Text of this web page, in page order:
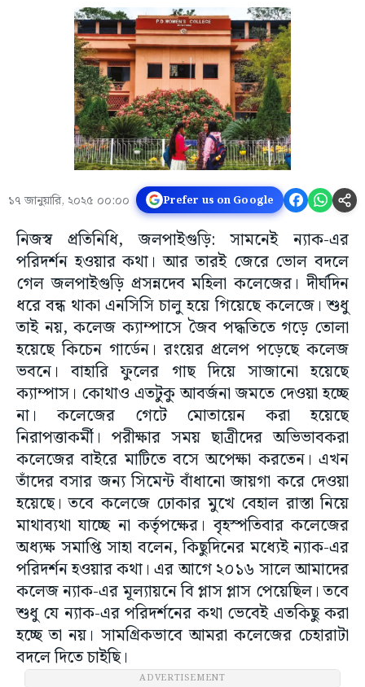
১৭ জানুয়ারি, ২০২৫ ০০:০০ Prefer us on Google
নিজস্ব প্রতিনিধি, জলপাইগুড়ি: সামনেই ন্যাক-এর
পরিদর্শন হওয়ার কথা। আর তারই জেরে ভোল বদলে
গেল জলপাইগুড়ি প্রসন্নদেব মহিলা কলেজের। দীর্ঘদিন
ধরে বন্ধ থাকা এনসিসি চালু হয়ে গিয়েছে কলেজে। শুধু
তাই নয়, কলেজ ক্যাম্পাসে জৈব পদ্ধতিতে গড়ে তোলা
হয়েছে কিচেন গার্ডেন। রংয়ের প্রলেপ পড়েছে কলেজ
ভবনে। বাহারি ফুলের গাছ দিয়ে সাজানো হয়েছে
ক্যাম্পাস। কোথাও এতটুকু আবর্জনা জমতে দেওয়া হচ্ছে
না। কলেজের গেটে মোতায়েন করা হয়েছে
নিরাপত্তাকর্মী। পরীক্ষার সময় ছাত্রীদের অভিভাবকরা
কলেজের বাইরে মাটিতে বসে অপেক্ষা করতেন। এখন
তাঁদের বসার জন্য সিমেন্ট বাঁধানো জায়গা করে দেওয়া
হয়েছে। তবে কলেজে ঢোকার মুখে বেহাল রাস্তা নিয়ে
মাথাব্যথা যাচ্ছে না কর্তৃপক্ষের। বৃহস্পতিবার কলেজের
অধ্যক্ষ সমাপ্তি সাহা বলেন, কিছুদিনের মধ্যেই ন্যাক-এর
পরিদর্শন হওয়ার কথা। এর আগে ২০১৬ সালে আমাদের
কলেজ ন্যাক-এর মূল্যায়নে বি প্লাস প্লাস পেয়েছিল। তবে
শুধু যে ন্যাক-এর পরিদর্শনের কথা ভেবেই এতকিছু করা
হচ্ছে তা নয়। সামগ্রিকভাবে আমরা কলেজের চেহারাটা
বদলে দিতে চাইছি।
ADVERTISEMENT